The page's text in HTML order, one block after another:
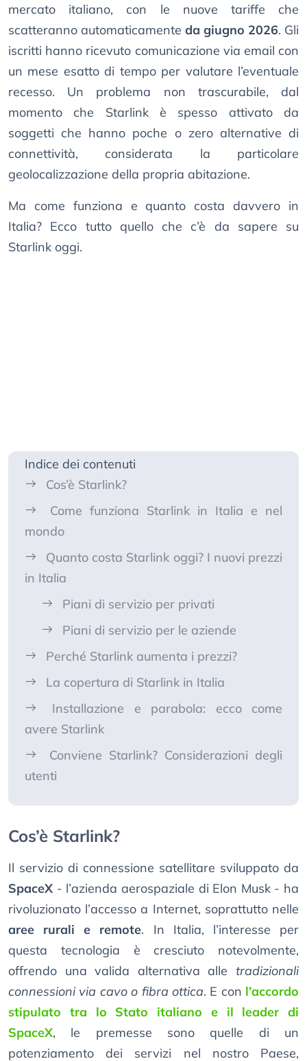
mercato italiano, con le nuove tariffe che
scatteranno automaticamente da giugno 2026. Gli
iscritti hanno ricevuto comunicazione via email con
un mese esatto di tempo per valutare l’eventuale
recesso. Un problema non trascurabile, dal
momento che Starlink è spesso attivato da
soggetti che hanno poche o zero alternative di
connettività, considerata la particolare
geolocalizzazione della propria abitazione.
Ma come funziona e quanto costa davvero in
Italia? Ecco tutto quello che c’è da sapere su
Starlink oggi.
Indice dei contenuti
Cos’è Starlink?
Come funziona Starlink in Italia e nel
mondo
Quanto costa Starlink oggi? I nuovi prezzi
in Italia
Piani di servizio per privati
Piani di servizio per le aziende
Perché Starlink aumenta i prezzi?
La copertura di Starlink in Italia
Installazione e parabola: ecco come
avere Starlink
Conviene Starlink? Considerazioni degli
utenti
Cos’è Starlink?
Il servizio di connessione satellitare sviluppato da
SpaceX - l’azienda aerospaziale di Elon Musk - ha
rivoluzionato l’accesso a Internet, soprattutto nelle
aree rurali e remote. In Italia, l’interesse per
questa tecnologia è cresciuto notevolmente,
offrendo una valida alternativa alle tradizionali
connessioni via cavo o fibra ottica. E con l’accordo
stipulato tra lo Stato italiano e il leader di
SpaceX, le premesse sono quelle di un
potenziamento dei servizi nel nostro Paese,